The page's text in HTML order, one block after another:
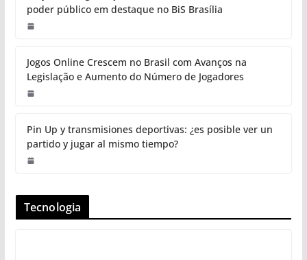
poder público em destaque no BiS Brasília
Jogos Online Crescem no Brasil com Avanços na
Legislação e Aumento do Número de Jogadores
Pin Up y transmisiones deportivas: ¿es posible ver un
partido y jugar al mismo tiempo?
Tecnologia